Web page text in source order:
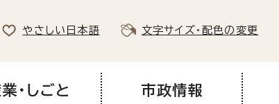
やさしい日本語 文字サイズ・配色の変更
・しごと 市政情報